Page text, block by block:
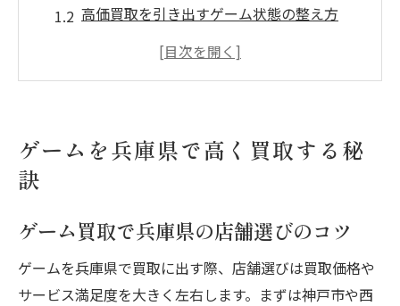
高価買取を引き出すゲーム状態の整え方
兵庫県で人気の買取方法とその特徴を解説
買取のプロが教えるゲーム査定術
兵庫県の買取プロが見る査定基準とは
査定アップにつながるポイントを解説
買取価格が変動する要因と対策を知る
レトロゲームの価値を正しく伝える方法
ゲームを兵庫県で高く買取する秘
訣
ゲーム買取で兵庫県の店舗選びのコツ
ゲームを兵庫県で買取に出す際、店舗選びは買取価格や
サービス満足度を大きく左右します。まずは神戸市や西